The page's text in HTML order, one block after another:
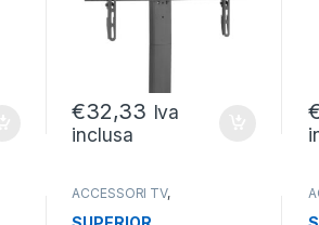
€32,33 Iva
inclusa
ACCESSORI TV,
,
PROIETTORI